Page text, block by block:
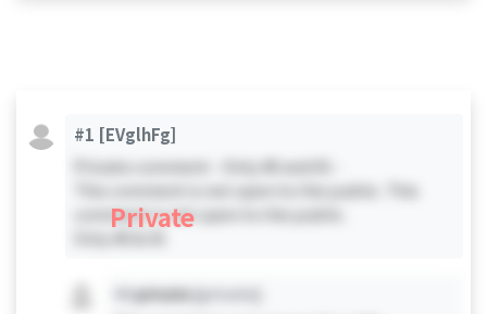
#1 [EVglhFg]
Private comment - Only #0 and #1 -
This comment is not open to the public. This
comment is not open to the public.
Private
private [private]